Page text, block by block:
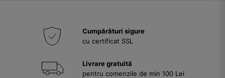
Cumpărături sigure
cu certificat SSL
Livrare gratuită
pentru comenzile de min 100 Lei